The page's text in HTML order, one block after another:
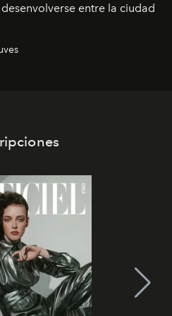
entre la ciudad